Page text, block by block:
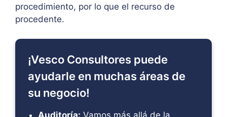
procedimiento, por lo que el recurso de
procedente.
¡Vesco Consultores puede
ayudarle en muchas áreas de
su negocio!
Auditoría: Vamos más allá de la